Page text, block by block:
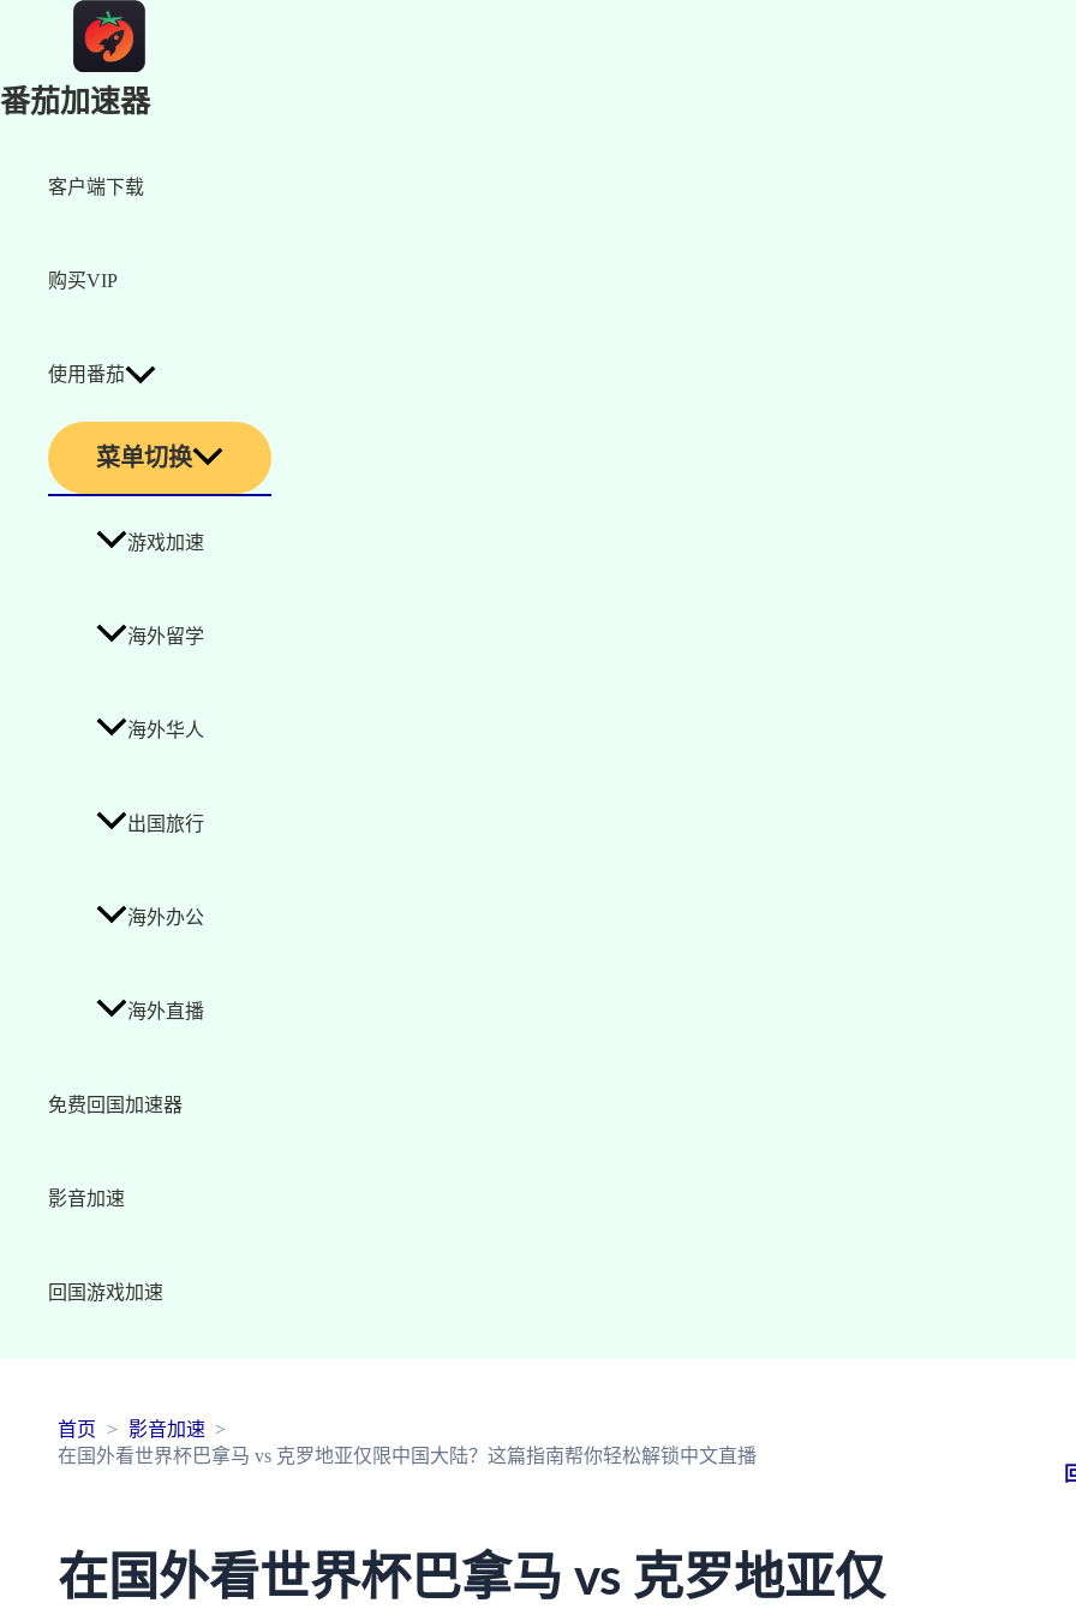
番茄加速器
客户端下载
购买VIP
使用番茄
菜单切换
游戏加速
海外留学
海外华人
出国旅行
海外办公
海外直播
免费回国加速器
影音加速
回国游戏加速
首页
影音加速
在国外看世界杯巴拿马 vs 克罗地亚仅限中国大陆？这篇指南帮你轻松解锁中文直播
在国外看世界杯巴拿马 vs 克罗地亚仅